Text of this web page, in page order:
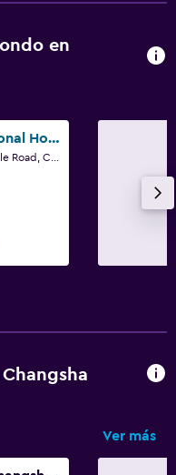
en
Vaya International Hotel
Ver más